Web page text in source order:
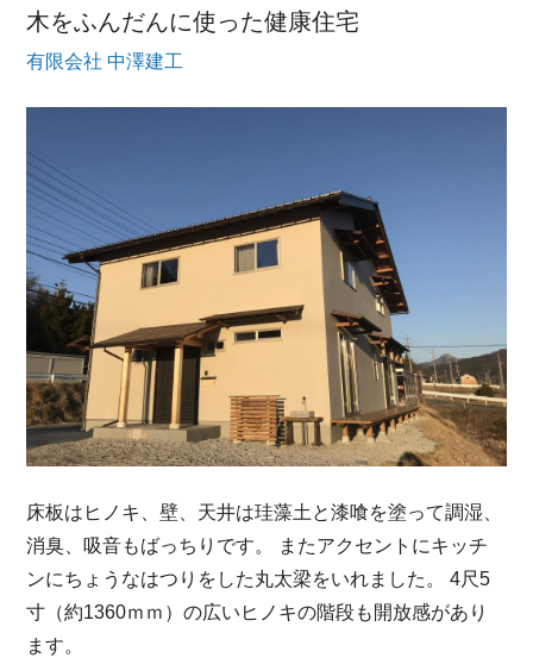
木をふんだんに使った健康住宅
有限会社 中澤建工
床板はヒノキ、壁、天井は珪藻土と漆喰を塗って調湿、
消臭、吸音もばっちりです。 またアクセントにキッチ
ンにちょうなはつりをした丸太梁をいれました。 4尺5
寸（約1360ｍｍ）の広いヒノキの階段も開放感があり
ます。